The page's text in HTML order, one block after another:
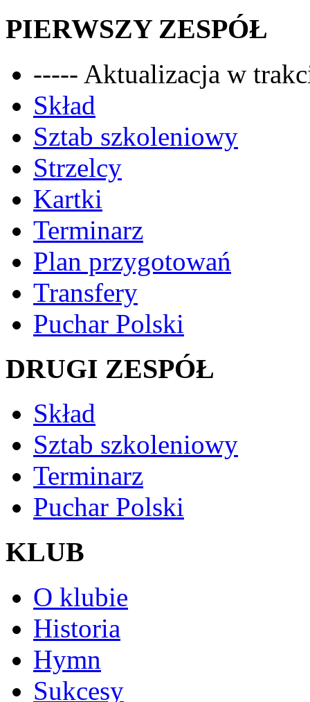
PIERWSZY ZESPÓŁ
----- Aktualizacja w
Skład
Sztab szkoleniowy
Strzelcy
Kartki
Terminarz
Plan przygotowań
Transfery
Puchar Polski
DRUGI ZESPÓŁ
Skład
Sztab szkoleniowy
Terminarz
Puchar Polski
KLUB
O klubie
Historia
Hymn
Sukcesy